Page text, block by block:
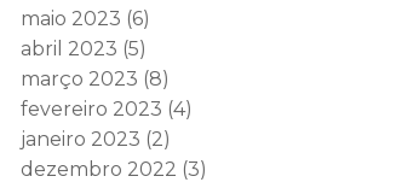
maio 2023 (6)
abril 2023 (5)
março 2023 (8)
fevereiro 2023 (4)
janeiro 2023 (2)
dezembro 2022 (3)